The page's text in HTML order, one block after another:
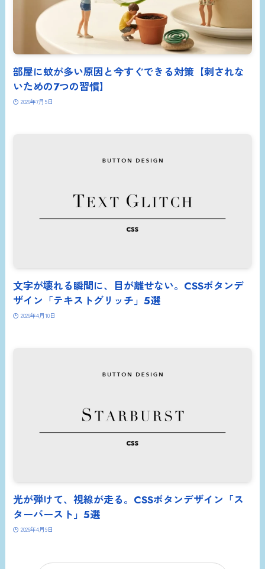
部屋に蚊が多い原因と今すぐできる対策【刺されな
いための7つの習慣】
2026年7月5日
文字が壊れる瞬間に、目が離せない。CSSボタンデ
ザイン「テキストグリッチ」5選
2026年4月10日
光が弾けて、視線が走る。CSSボタンデザイン「ス
ターバースト」5選
2026年4月9日